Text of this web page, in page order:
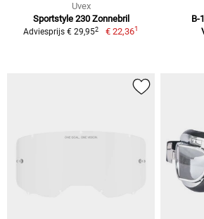
Uvex
Sportstyle 230 Zonnebril
Adviesprijs € 29,952 € 22,361
B-